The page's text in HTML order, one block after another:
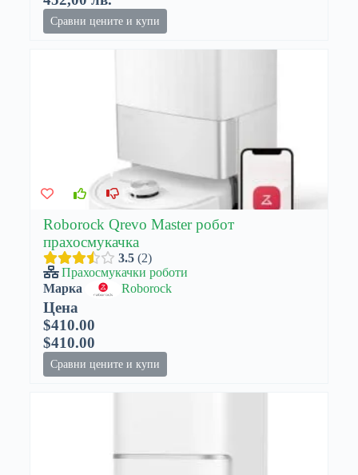
Сравни цените и купи
Roborock Qrevo Master робот
прахосмукачка
3.5 2
Прахосмукачки роботи
Марка
Roborock
Цена
$410.00
$410.00
Сравни цените и купи